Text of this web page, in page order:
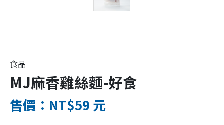
食品
MJ麻香雞絲麵-好食
售價：NT$59 元